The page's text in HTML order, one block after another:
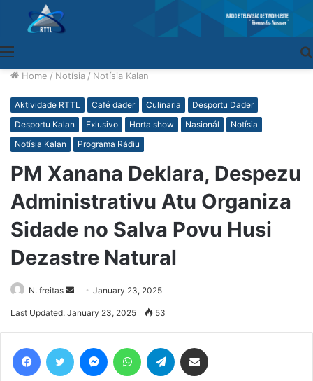
Home / Notísia / Notísia Kalan
Aktividade RTTL Café dader Culinaria
Desportu Dader
Desportu Kalan
Exlusivo Horta show Nasionál
Notísia
Notísia Kalan
Programa Rádiu
PM Xanana Deklara, Despezu
Administrativu Atu Organiza
Sidade no Salva Povu Husi
Dezastre Natural
N. freitas
SendJanuary 23, 2025
Last Updated: January 23, 2025 53